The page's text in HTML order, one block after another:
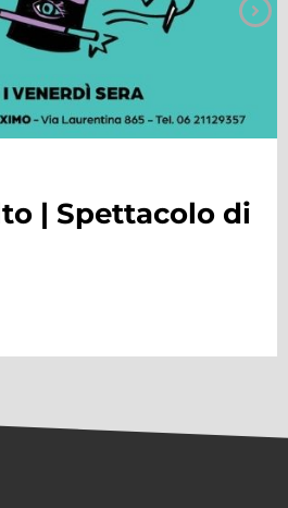
| Spettacolo di